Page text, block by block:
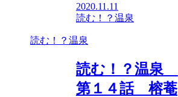
2020.11.11
読む！？温泉
読む！？温泉
読む！？温泉
第１４話 榕菴